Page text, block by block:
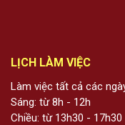
LỊCH LÀM VIỆC
Làm việc tất cả các
Sáng: từ 8h - 12h
Chiều: từ 13h30 - 17h30